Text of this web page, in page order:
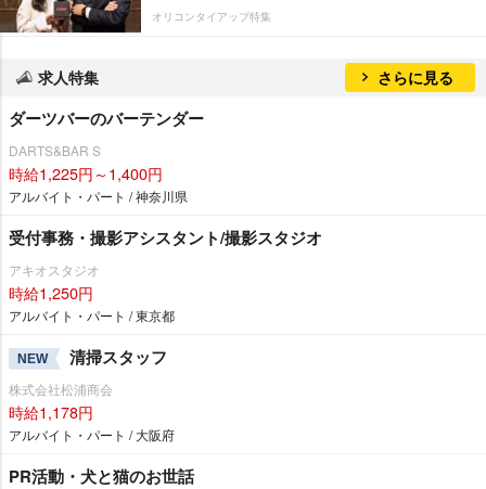
オリコンタイアップ特集
求人特集 さらに見る
ダーツバーのバーテンダー
DARTS&BAR S
時給1,225円～1,400円
アルバイト・パート / 神奈川県
受付事務・撮影アシスタント/撮影スタジオ
アキオスタジオ
時給1,250円
アルバイト・パート / 東京都
NEW 清掃スタッフ
株式会社松浦商会
時給1,178円
アルバイト・パート / 大阪府
PR活動・犬と猫のお世話